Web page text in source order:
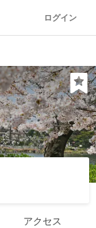
ログイン
アクセス